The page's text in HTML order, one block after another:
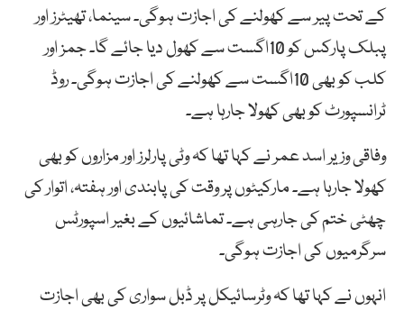
کے تحت پیر سے کھولنے کی اجازت ہوگی۔ سینما، تھیٹرز اور
پبلک پارکس کو 10اگست سے کھول دیا جائے گا۔ جمز اور
کلب کو بھی 10اگست سے کھولنے کی اجازت ہوگی۔ روڈ
ٹرانسپورٹ کو بھی کھولا جارہا ہے۔
وفاقی وزیر اسد عمر نے کہا تھا کہ وٹی پارلرز اور مزاروں کو بھی
کھولا جارہا ہے۔ مارکیٹوں پر وقت کی پابندی اور ہفتہ، اتوار کی
چھٹی ختم کی جارہی ہے۔ تماشائیوں کے بغیر اسپورٹس
سرگرمیوں کی اجازت ہوگی۔
انہوں نے کہا تھا کہ وٹرسائیکل پر ڈبل سواری کی بھی اجازت